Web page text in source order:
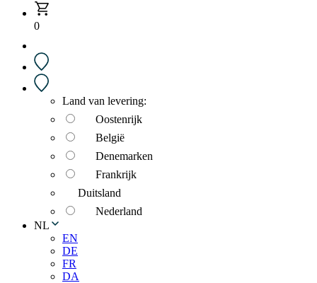
0
Land van levering:
Oostenrijk
België
Denemarken
Frankrijk
Duitsland
Nederland
NL
EN
DE
FR
DA